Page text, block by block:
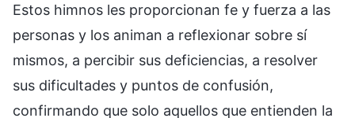
Estos himnos les proporcionan fe y fuerza a las
personas y los animan a reflexionar sobre sí
mismos, a percibir sus deficiencias, a resolver
sus dificultades y puntos de confusión,
confirmando que solo aquellos que entienden la